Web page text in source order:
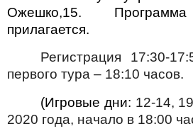
Ожешко,15.
прилагается.
Регистрация 17:30-
первого тура – 18:10 часов.
(Игровые дни: 12-14,
2020 года, начало в 18:00